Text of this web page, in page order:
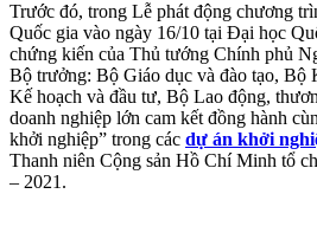
Trước đó, trong Lễ phát động chương
Quốc gia vào ngày 16/10 tại Đại học
chứng kiến của Thủ tướng Chính phủ
Bộ trưởng: Bộ Giáo dục và đào tạo, Bộ
Kế hoạch và đầu tư, Bộ Lao động,
doanh nghiệp lớn cam kết đồng hành
khởi nghiệp” trong các dự án khởi
Thanh niên Cộng sản Hồ Chí Minh tổ
– 2021.